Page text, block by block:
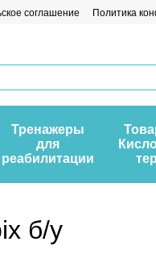
соглашение Политика
Тренажеры
для
реабилитации
б/у